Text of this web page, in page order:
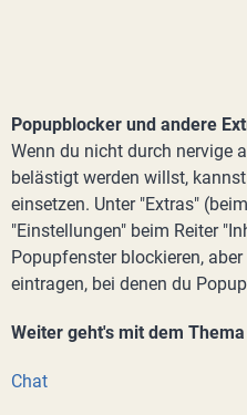
Popupblocker und andere
Wenn du nicht durch nervige
belästigt werden willst,
einsetzen. Unter "Extras"
"Einstellungen" beim Reiter
Popupfenster blockieren,
eintragen, bei denen du
Weiter geht's mit dem Thema
Chat